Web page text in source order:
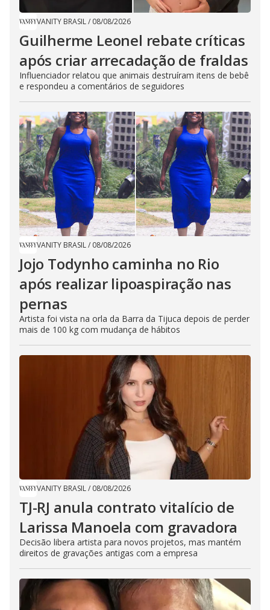
VANITY BRASIL/ 08/08/2026
Guilherme Leonel rebate críticas
após criar arrecadação de fraldas
Influenciador relatou que animais destruíram itens de bebê
e respondeu a comentários de seguidores
VANITY BRASIL/ 08/08/2026
Jojo Todynho caminha no Rio
após realizar lipoaspiração nas
pernas
Artista foi vista na orla da Barra da Tijuca depois de perder
mais de 100 kg com mudança de hábitos
VANITY BRASIL/ 08/08/2026
TJ-RJ anula contrato vitalício de
Larissa Manoela com gravadora
Decisão libera artista para novos projetos, mas mantém
direitos de gravações antigas com a empresa